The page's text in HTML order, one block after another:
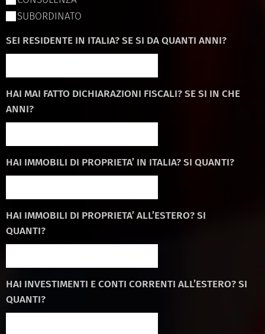
SUBORDINATO
SEI RESIDENTE IN ITALIA? SE SI DA QUANTI ANNI?
HAI MAI FATTO DICHIARAZIONI FISCALI? SE SI IN CHE
ANNI?
HAI IMMOBILI DI PROPRIETA’ IN ITALIA? SI QUANTI?
HAI IMMOBILI DI PROPRIETA’ ALL’ESTERO? SI
QUANTI?
HAI INVESTIMENTI E CONTI CORRENTI ALL’ESTERO? SI
QUANTI?